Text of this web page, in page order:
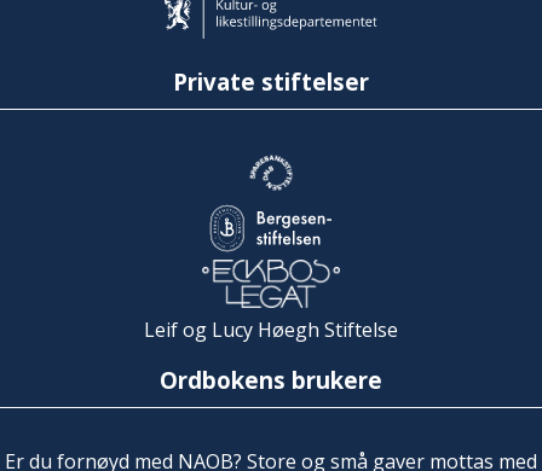
Private stiftelser
Leif og Lucy Høegh Stiftelse
Ordbokens brukere
Er du fornøyd med NAOB? Store og små gaver mottas med